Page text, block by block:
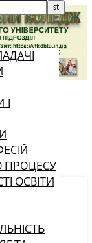
І
ПРОЦЕСУ
ОСВІТИ